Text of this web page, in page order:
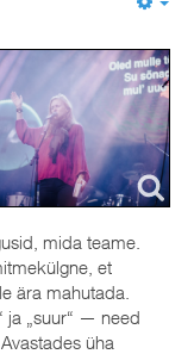
mida teame.
et
ära mahutada.
ja „suur“ — need
üha